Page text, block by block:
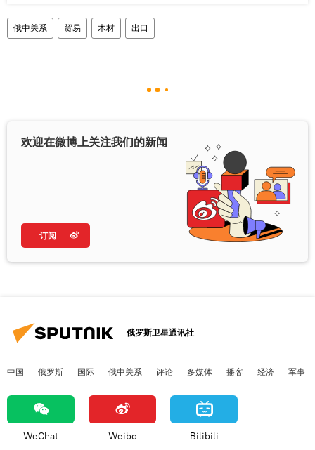
俄中关系 贸易 木材 出口
欢迎在微博上关注我们的新闻
订阅
俄罗斯卫星通讯社
中国 俄罗斯 国际 俄中关系 评论 多媒体 播客 经济 军事
WeChat Weibo Bilibili